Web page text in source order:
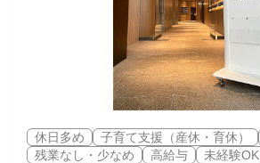
休日多め 子育て支援（産休・育休）
残業なし・少なめ
高給与 未経験OK